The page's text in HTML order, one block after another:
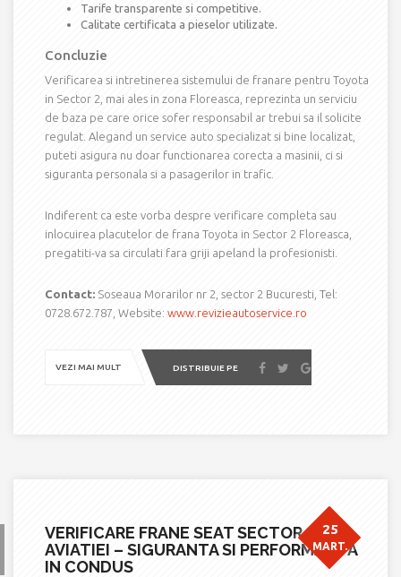
Tarife transparente si competitive.
Calitate certificata a pieselor utilizate.
Concluzie
Verificarea si intretinerea sistemului de franare pentru Toyota
in Sector 2, mai ales in zona Floreasca, reprezinta un serviciu
de baza pe care orice sofer responsabil ar trebui sa il solicite
regulat. Alegand un service auto specializat si bine localizat,
puteti asigura nu doar functionarea corecta a masinii, ci si
siguranta personala si a pasagerilor in trafic.
Indiferent ca este vorba despre verificare completa sau
inlocuirea placutelor de frana Toyota in Sector 2 Floreasca,
pregatiti-va sa circulati fara griji apeland la profesionisti.
Contact: Soseaua Morarilor nr 2, sector 2 Bucuresti, Tel:
0728.672.787, Website: www.revizieautoservice.ro
VEZI MAI MULT DISTRIBUIE PE
VERIFICARE FRANE SEAT SECTOR 2
AVIATIEI – SIGURANTA SI PERFORMANTA
IN CONDUS
25
MART.